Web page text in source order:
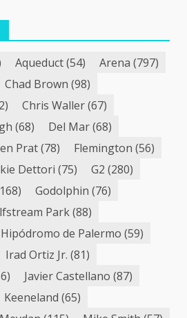
Aqueduct(54) Arena (797)
Chad Brown (98)
Chris Waller(67)
(68) Del Mar(68)
Prat(78) Flemington (56)
Dettori (75) G2 (280)
Godolphin (76)
Park(88)
Hipódromo de Palermo (59)
Irad Ortiz Jr. (81)
Javier Castellano (87)
Keeneland (65)